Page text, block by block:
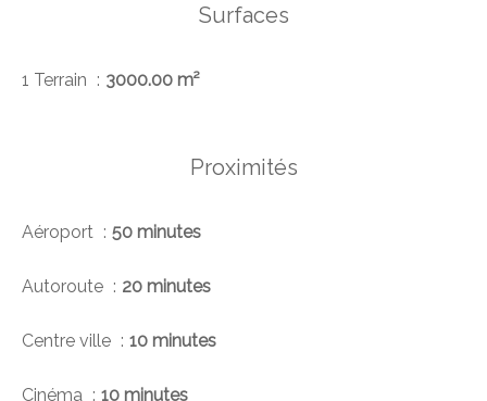
Surfaces
1 Terrain 3000.00 m²
Proximités
Aéroport 50 minutes
Autoroute 20 minutes
Centre ville 10 minutes
Cinéma 10 minutes